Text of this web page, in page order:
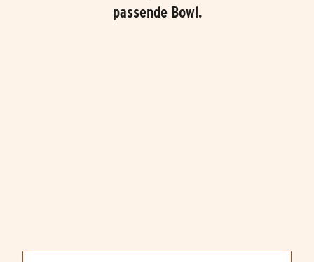
passende Bowl.